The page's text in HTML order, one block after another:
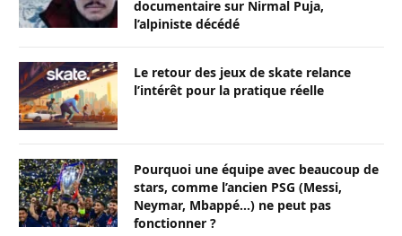
documentaire sur Nirmal Puja,
l’alpiniste décédé
Le retour des jeux de skate relance
l’intérêt pour la pratique réelle
Pourquoi une équipe avec beaucoup de
stars, comme l’ancien PSG (Messi,
Neymar, Mbappé…) ne peut pas
fonctionner ?